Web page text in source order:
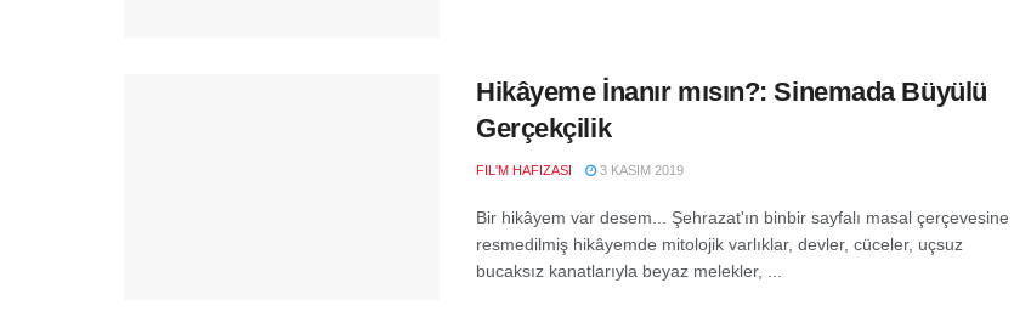
Hikâyeme İnanır mısın?: Sinemada Büyülü
Gerçekçilik
FIL'M HAFIZASI 3 KASIM 2019
Bir hikâyem var desem... Şehrazat'ın binbir sayfalı masal çerçevesine
resmedilmiş hikâyemde mitolojik varlıklar, devler, cüceler, uçsuz
bucaksız kanatlarıyla beyaz melekler, ...